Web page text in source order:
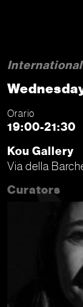
Orario
19:00-21:30
Kou Gallery
Via della
Curators